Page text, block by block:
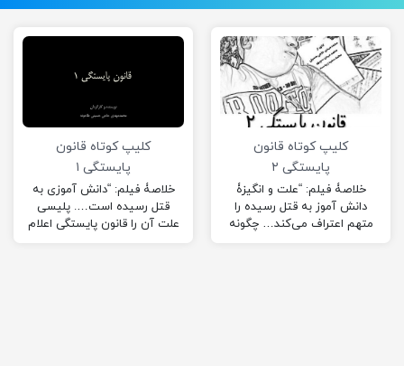
کلیپ کوتاه قانون
پایستگی ۲
خلاصۀ فیلم: “علت و انگیزۀ
دانش آموز به قتل رسیده را
متهم اعتراف می‌کند… چگونه
کلیپ کوتاه قانون
پایستگی ۱
خلاصۀ فیلم: “دانش آموزی به
قتل رسیده است…. پلیسی
علت آن را قانون پایستگی اعلام